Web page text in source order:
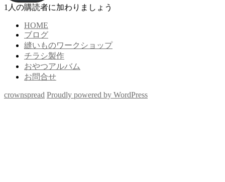
レ
1人の購読者に加わりましょう
HOME
ブログ
縫いものワークショップ
チラシ製作
おやつアルバム
お問合せ
crownspread Proudly powered by WordPress